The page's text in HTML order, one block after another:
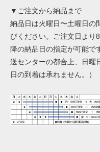
▼ご注文から納品まで
納品日は火曜日〜土曜日の
びください。ご注文日より
降の納品日の指定が可能で
送センターの都合上、日曜
日の到着は承れません。）